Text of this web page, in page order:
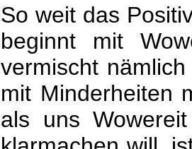
So weit das
beginnt mit
vermischt
mit Minderheiten
als uns